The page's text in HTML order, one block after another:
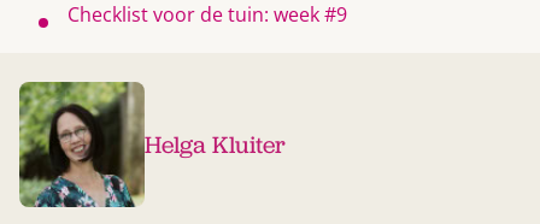
Checklist voor de tuin: week #9
Helga Kluiter